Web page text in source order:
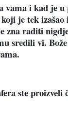
vama i kad je
je tek izašao
zna raditi
sredili vi.
ste proizveli